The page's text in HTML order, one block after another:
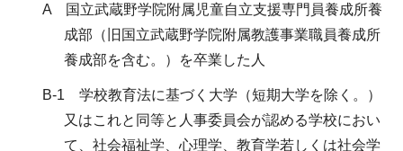
A 国立武蔵野学院附属児童自立支援専門員養成所養
成部（旧国立武蔵野学院附属教護事業職員養成所
養成部を含む。）を卒業した人
B-1 学校教育法に基づく大学（短期大学を除く。）
又はこれと同等と人事委員会が認める学校におい
て、社会福祉学、心理学、教育学若しくは社会学